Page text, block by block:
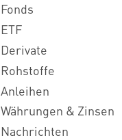
Fonds
ETF
Derivate
Rohstoffe
Anleihen
Währungen & Zinsen
Nachrichten